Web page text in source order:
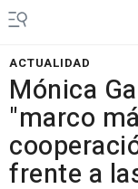
ACTUALIDAD
Mónica
"marco
frente a